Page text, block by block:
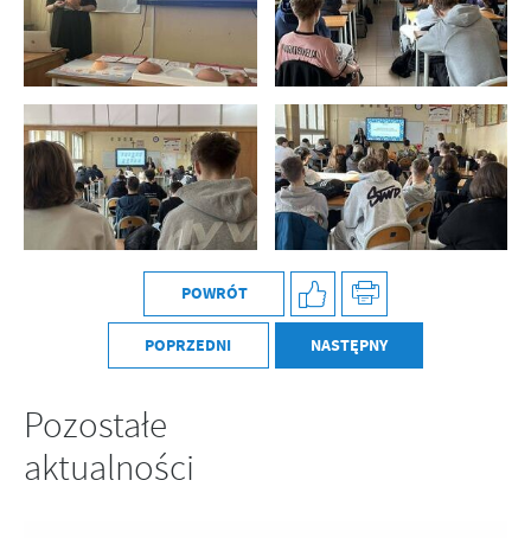
POWRÓT
POPRZEDNI NASTĘPNY
Pozostałe
aktualności